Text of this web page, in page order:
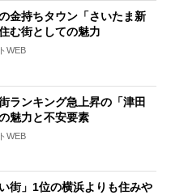
金持ちタウン「さいたま新
む街としての魅力
WEB
ランキング急上昇の「津田
魅力と不安要素
WEB
い街」1位の横浜よりも住みや